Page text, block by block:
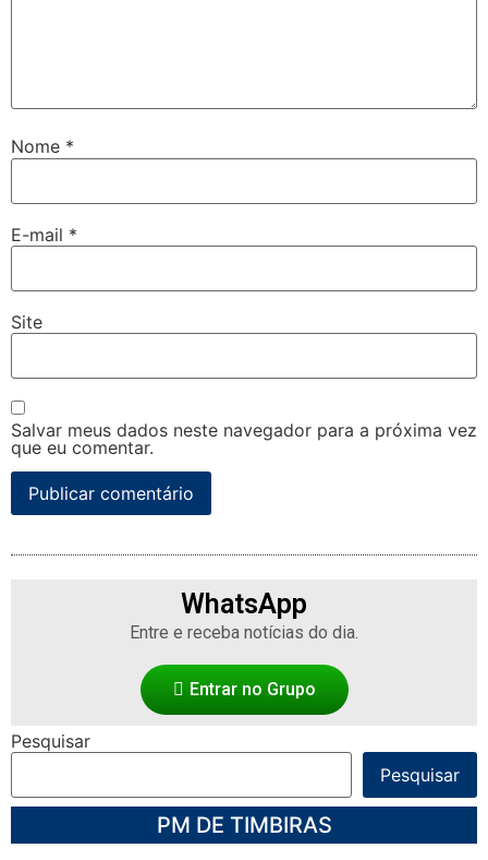
Nome *
E-mail *
Site
Salvar meus dados neste navegador para a próxima vez
que eu comentar.
WhatsApp
Entre e receba notícias do dia.
Entrar no Grupo
Pesquisar
Pesquisar
PM DE TIMBIRAS